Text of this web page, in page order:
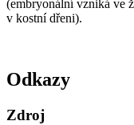
(embryonální vzniká ve
v kostní dřeni).
Odkazy
Zdroj